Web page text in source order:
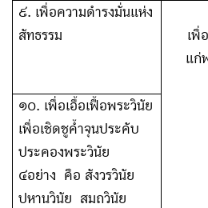
๙. เพื่อความดำรงมั่นแห่ง
สัทธรรม
เพื่
แก่
๑๐. เพื่อเอื้อเฟื้อพระวินัย
เพื่อเชิดชูค้ำจุนประคับ
ประคองพระวินัย
๔อย่าง คือ สังวรวินัย
ปหานวินัย สมถวินัย